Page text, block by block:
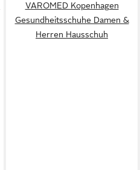
VAROMED Kopenhagen
Gesundheitsschuhe Damen &
Herren Hausschuh